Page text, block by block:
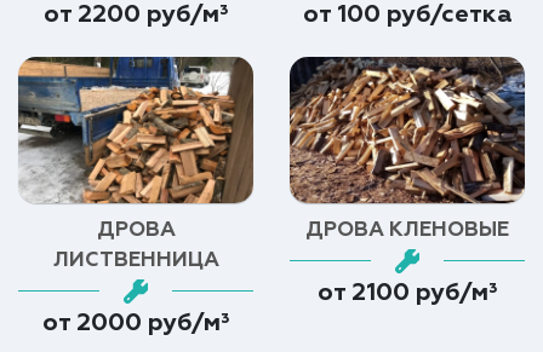
от 2200 руб/м³ от 100 руб/сетка
ДРОВА
ЛИСТВЕННИЦА
от 2000 руб/м³
ДРОВА КЛЕНОВЫЕ
от 2100 руб/м³